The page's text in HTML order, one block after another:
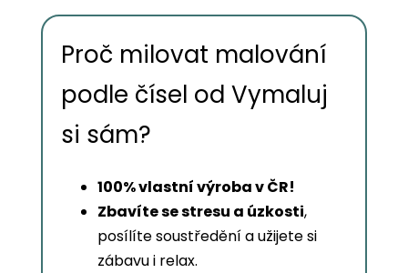
Proč milovat malování
podle čísel od Vymaluj
si sám?
100% vlastní výroba v ČR!
Zbavíte se stresu a úzkosti,
posílíte soustředění a užijete si
zábavu i relax.